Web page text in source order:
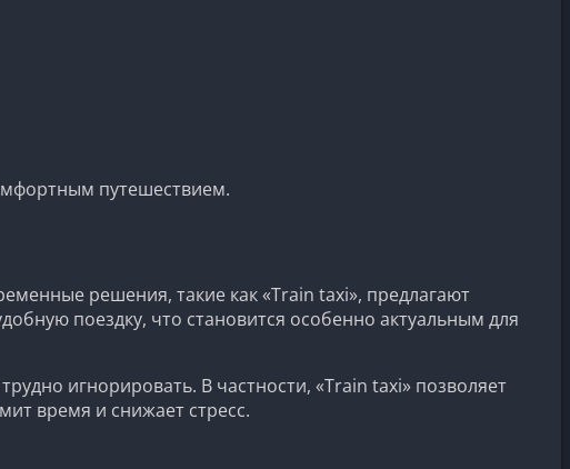
путешествием.
решения, такие как «Train taxi», предлагают
поездку, что становится особенно актуальным для
игнорировать. В частности, «Train taxi» позволяет
время и снижает стресс.